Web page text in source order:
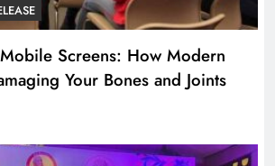
Screens: How Modern
Your Bones and Joints